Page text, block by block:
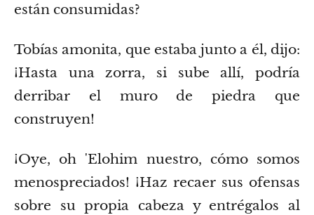
están consumidas?
Tobías amonita, que estaba junto a él, dijo:
¡Hasta una zorra, si sube allí, podría
derribar el muro de piedra que
construyen!
¡Oye, oh ʼElohim nuestro, cómo somos
menospreciados! ¡Haz recaer sus ofensas
sobre su propia cabeza y entrégalos al